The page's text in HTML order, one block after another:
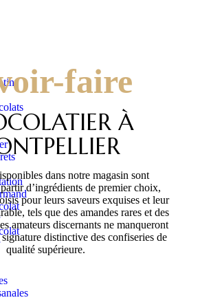
faire
À
dans notre magasin sont
d’ingrédients de premier choix,
pour leurs saveurs exquises et leur
tels que des amandes rares et des
amateurs discernants ne manqueront
distinctive des confiseries de
qualité supérieure.